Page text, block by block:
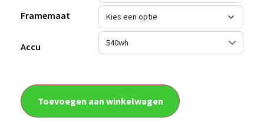
Framemaat
Accu
Toevoegen aan winkelwagen